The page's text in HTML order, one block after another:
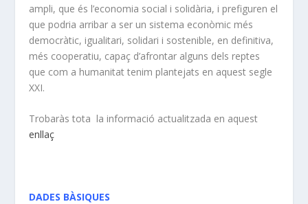
ampli, que és l’economia social i solidària, i prefiguren el
que podria arribar a ser un sistema econòmic més
democràtic, igualitari, solidari i sostenible, en definitiva,
més cooperatiu, capaç d’afrontar alguns dels reptes
que com a humanitat tenim plantejats en aquest segle
XXI.
Trobaràs tota la informació actualitzada en aquest
enllaç
DADES BÀSIQUES